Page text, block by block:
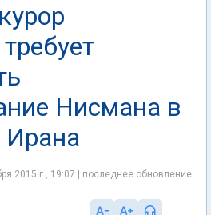
Нисмана в
Ирана
2015 г., 19:07 | последнее обновление: